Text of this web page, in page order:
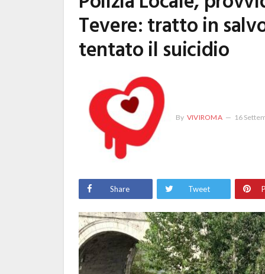
Tevere: tratto in
tentato il suicidio
By VIVIROMA 16
Share Tweet